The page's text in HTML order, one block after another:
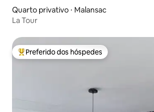
Quarto privativo ⋅ Malansac
La Tour
Entre os melhores preferidos dos hóspedes
Preferido dos hóspedes